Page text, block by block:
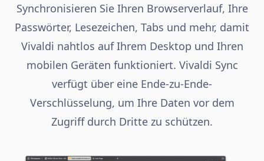
Synchronisieren Sie Ihren Browserverlauf, Ihre
Passwörter, Lesezeichen, Tabs und mehr, damit
Vivaldi nahtlos auf Ihrem Desktop und Ihren
mobilen Geräten funktioniert. Vivaldi Sync
verfügt über eine Ende-zu-Ende-
Verschlüsselung, um Ihre Daten vor dem
Zugriff durch Dritte zu schützen.